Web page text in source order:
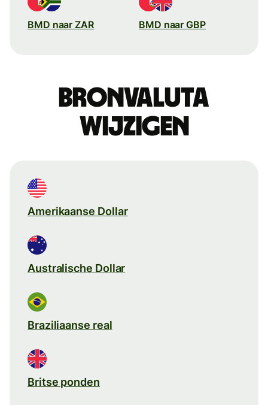
BMD naar ZAR BMD naar GBP
Bronvaluta
wijzigen
Amerikaanse Dollar
Australische Dollar
Braziliaanse real
Britse ponden